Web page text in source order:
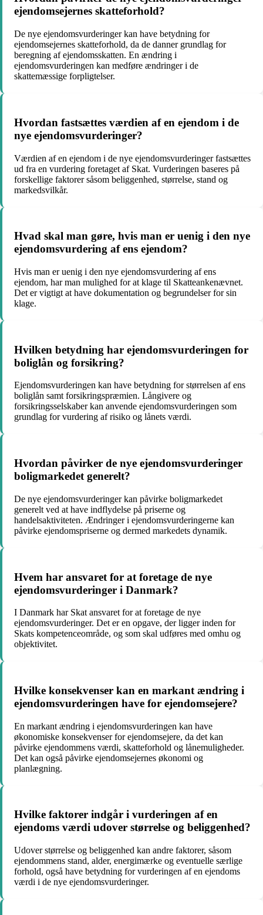
ejendomsejernes skatteforhold?
De nye ejendomsvurderinger kan have betydning for
ejendomsejernes skatteforhold, da de danner grundlag for
beregning af ejendomsskatten. En ændring i
ejendomsvurderingen kan medføre ændringer i de
skattemæssige forpligtelser.
Hvordan fastsættes værdien af en ejendom i de
nye ejendomsvurderinger?
Værdien af en ejendom i de nye ejendomsvurderinger fastsættes
ud fra en vurdering foretaget af Skat. Vurderingen baseres på
forskellige faktorer såsom beliggenhed, størrelse, stand og
markedsvilkår.
Hvad skal man gøre, hvis man er uenig i den nye
ejendomsvurdering af ens ejendom?
Hvis man er uenig i den nye ejendomsvurdering af ens
ejendom, har man mulighed for at klage til Skatteankenævnet.
Det er vigtigt at have dokumentation og begrundelser for sin
klage.
Hvilken betydning har ejendomsvurderingen for
boliglån og forsikring?
Ejendomsvurderingen kan have betydning for størrelsen af ens
boliglån samt forsikringspræmien. Långivere og
forsikringsselskaber kan anvende ejendomsvurderingen som
grundlag for vurdering af risiko og lånets værdi.
Hvordan påvirker de nye ejendomsvurderinger
boligmarkedet generelt?
De nye ejendomsvurderinger kan påvirke boligmarkedet
generelt ved at have indflydelse på priserne og
handelsaktiviteten. Ændringer i ejendomsvurderingerne kan
påvirke ejendomspriserne og dermed markedets dynamik.
Hvem har ansvaret for at foretage de nye
ejendomsvurderinger i Danmark?
I Danmark har Skat ansvaret for at foretage de nye
ejendomsvurderinger. Det er en opgave, der ligger inden for
Skats kompetenceområde, og som skal udføres med omhu og
objektivitet.
Hvilke konsekvenser kan en markant ændring i
ejendomsvurderingen have for ejendomsejere?
En markant ændring i ejendomsvurderingen kan have
økonomiske konsekvenser for ejendomsejere, da det kan
påvirke ejendommens værdi, skatteforhold og lånemuligheder.
Det kan også påvirke ejendomsejernes økonomi og
planlægning.
Hvilke faktorer indgår i vurderingen af en
ejendoms værdi udover størrelse og beliggenhed?
Udover størrelse og beliggenhed kan andre faktorer, såsom
ejendommens stand, alder, energimærke og eventuelle særlige
forhold, også have betydning for vurderingen af en ejendoms
værdi i de nye ejendomsvurderinger.